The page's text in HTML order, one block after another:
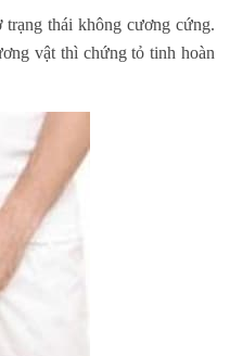
thái không cương cứng.
vật thì chứng tỏ tinh hoàn